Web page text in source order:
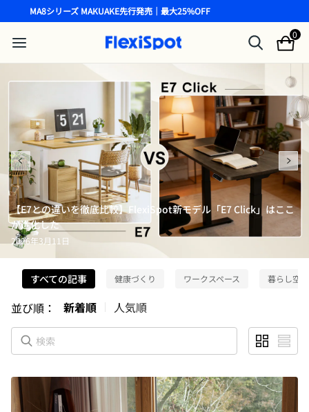
MA8シリーズ MAKUAKE先行発売｜最大25%OFF
0
【E7との違いを徹底比較】FlexiSpot新モデル「E7 Click」はここ
が進化した
2026年3月11日
すべての記事 健康づくり ワークスペース 暮らし空間
並び順 ： 新着順 人気順